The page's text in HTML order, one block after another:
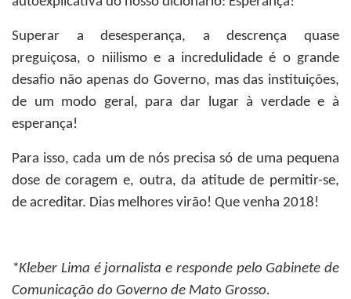
Superar a desesperança, a descrença quase
preguiçosa, o niilismo e a incredulidade é o grande
desafio não apenas do Governo, mas das instituições,
de um modo geral, para dar lugar à verdade e à
esperança!
Para isso, cada um de nós precisa só de uma pequena
dose de coragem e, outra, da atitude de permitir-se,
de acreditar. Dias melhores virão! Que venha 2018!
*Kleber Lima é jornalista e responde pelo Gabinete de
Comunicação do Governo de Mato Grosso.